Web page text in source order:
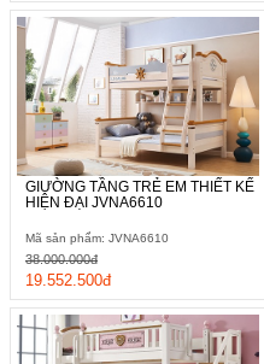
GIƯỜNG TẦNG TRẺ EM THIẾT KẾ
HIỆN ĐẠI JVNA6610
Mã sản phẩm: JVNA6610
19.552.500đ
38.000.000đ